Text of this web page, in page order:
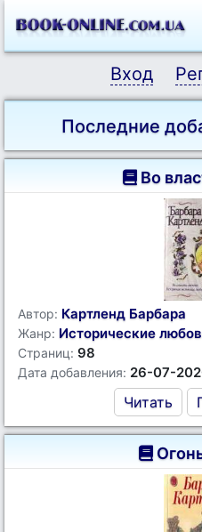
Вход
Последние
Во
Автор: Картленд Барбара
Жанр: Исторические
Страниц: 98
Дата добавления: 26-07-
Читать